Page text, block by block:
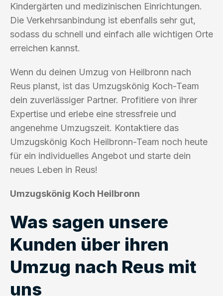
Kindergärten und medizinischen Einrichtungen.
Die Verkehrsanbindung ist ebenfalls sehr gut,
sodass du schnell und einfach alle wichtigen Orte
erreichen kannst.
Wenn du deinen Umzug von Heilbronn nach
Reus planst, ist das Umzugskönig Koch-Team
dein zuverlässiger Partner. Profitiere von ihrer
Expertise und erlebe eine stressfreie und
angenehme Umzugszeit. Kontaktiere das
Umzugskönig Koch Heilbronn-Team noch heute
für ein individuelles Angebot und starte dein
neues Leben in Reus!
Umzugskönig Koch Heilbronn
Was sagen unsere
Kunden über ihren
Umzug nach Reus mit
uns